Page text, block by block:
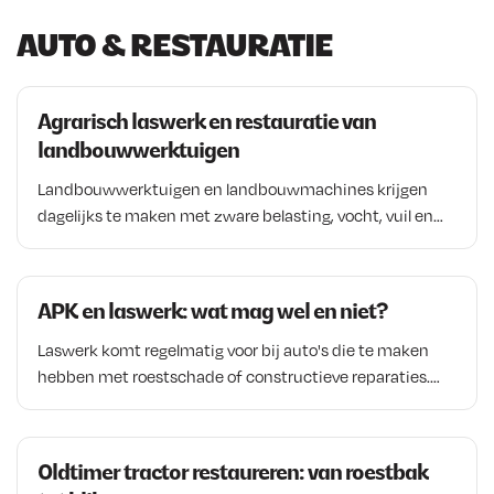
a
t
i
k
l
AUTO & RESTAURATIE
Agrarisch laswerk en restauratie van
landbouwwerktuigen
Landbouwwerktuigen en landbouwmachines krijgen
dagelijks te maken met zware belasting, vocht, vuil en
veel machines echter nog jarenlang worden gebruikt. In
dit artikel lees je meer over agrarisch laswerk, het
herstellen van roestschade en het restaureren van
APK en laswerk: wat mag wel en niet?
Laswerk komt regelmatig voor bij auto's die te maken
hebben met roestschade of constructieve reparaties.
toegestaan, welke onderdelen extra aandacht vragen
Oldtimer tractor restaureren: van roestbak